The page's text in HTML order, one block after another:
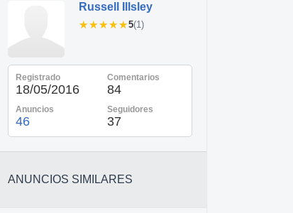
Russell Illsley
★★★★★
★★★★★5(1)
Registrado
18/05/2016
Comentarios
84
Anuncios
46
Seguidores
37
ANUNCIOS SIMILARES